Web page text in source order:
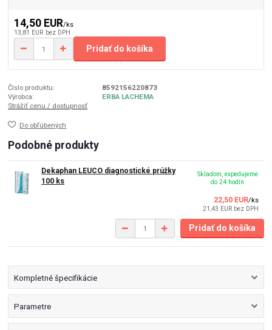
14,50 EUR/ks
13,81 EUR bez DPH
Pridať do košíka
Číslo produktu:
8592156220873
Výrobca:
ERBA LACHEMA
Strážiť cenu / dostupnosť
Do obľúbených
Podobné produkty
Dekaphan LEUCO diagnostické prúžky
100 ks
22,50 EUR/ks
21,43 EUR bez DPH
Skladom, expedujeme
do 24 hodín
Pridať do košíka
Kompletné špecifikácie
Parametre